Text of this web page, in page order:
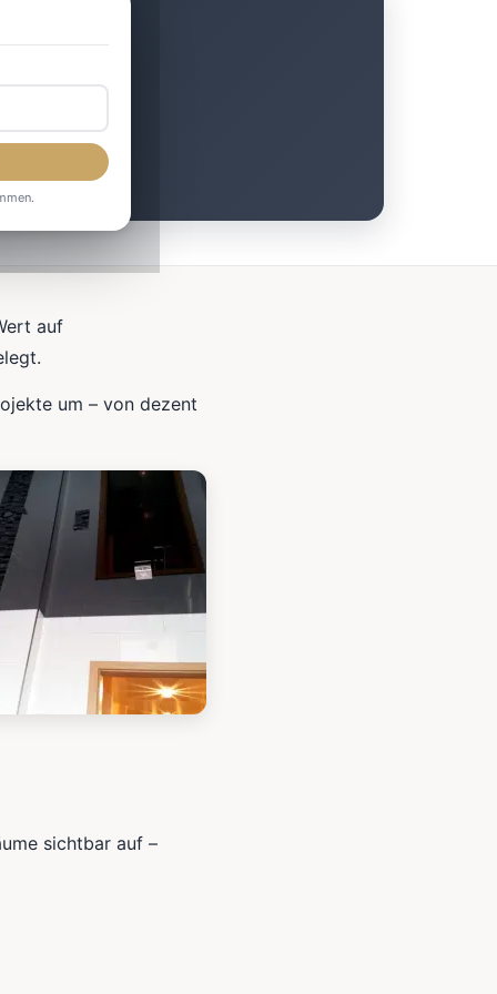
auf
um – von dezent
sichtbar auf –